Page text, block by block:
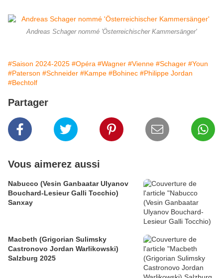
Andreas Schager nommé 'Österreichischer Kammersänger'
#Saison 2024-2025 #Opéra #Wagner #Vienne #Schager #Youn
#Paterson #Schneider #Kampe #Bohinec #Philippe Jordan
#Bechtolf
Partager
Vous aimerez aussi
Nabucco (Vesin Ganbaatar Ulyanov
Bouchard-Lesieur Galli Tocchio)
Sanxay
Macbeth (Grigorian Sulimsky
Castronovo Jordan Warlikowski)
Salzburg 2025